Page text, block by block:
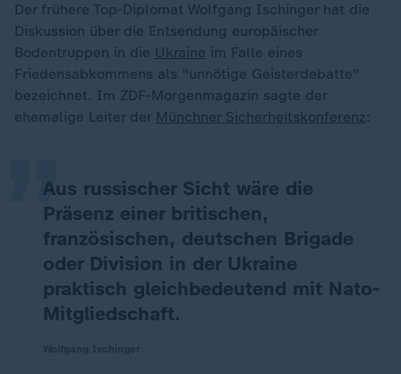
Der frühere Top-Diplomat Wolfgang Ischinger hat die
Diskussion über die Entsendung europäischer
Bodentruppen in die Ukraine im Falle eines
Friedensabkommens als "unnötige Geisterdebatte"
bezeichnet. Im ZDF-Morgenmagazin sagte der
ehemalige Leiter der Münchner Sicherheitskonferenz:
Aus russischer Sicht wäre die
Präsenz einer britischen,
französischen, deutschen Brigade
oder Division in der Ukraine
praktisch gleichbedeutend mit Nato-
Mitgliedschaft.
„